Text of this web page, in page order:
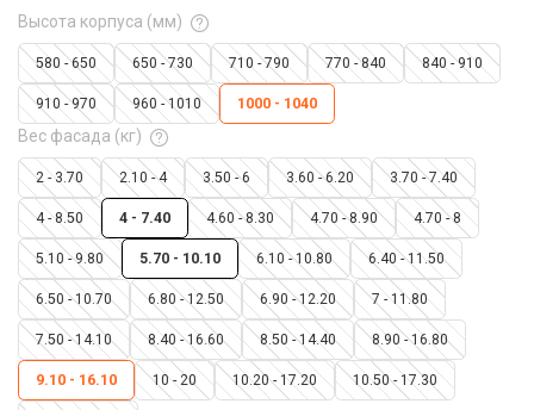
Высота корпуса (мм)
580 - 650 650 - 730 710 - 790 770 - 840 840 - 910
910 - 970 960 - 1010 1000 - 1040
Вес фасада (кг)
2 - 3.70 2.10 - 4 3.50 - 6 3.60 - 6.20 3.70 - 7.40
4 - 8.50 4 - 7.40 4.60 - 8.30 4.70 - 8.90 4.70 - 8
5.10 - 9.80 5.70 - 10.10 6.10 - 10.80 6.40 - 11.50
6.50 - 10.70 6.80 - 12.50 6.90 - 12.20 7 - 11.80
7.50 - 14.10 8.40 - 16.60 8.50 - 14.40 8.90 - 16.80
9.10 - 16.10 10 - 20 10.20 - 17.20 10.50 - 17.30